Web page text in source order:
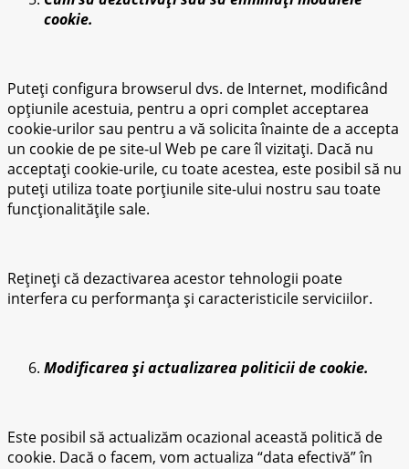
cookie.
Puteți configura browserul dvs. de Internet, modificând
opțiunile acestuia, pentru a opri complet acceptarea
cookie-urilor sau pentru a vă solicita înainte de a accepta
un cookie de pe site-ul Web pe care îl vizitați. Dacă nu
acceptați cookie-urile, cu toate acestea, este posibil să nu
puteți utiliza toate porțiunile site-ului nostru sau toate
funcționalitățile sale.
Rețineți că dezactivarea acestor tehnologii poate
interfera cu performanța și caracteristicile serviciilor.
Modificarea și actualizarea politicii de cookie.
Este posibil să actualizăm ocazional această politică de
cookie. Dacă o facem, vom actualiza “data efectivă” în